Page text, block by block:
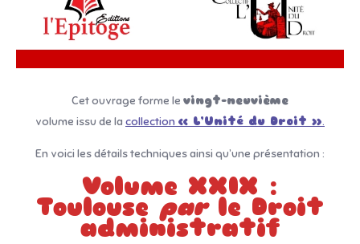
Cet ouvrage forme le vingt-neuvième
volume issu de la collection « L’Unité du Droit ».
En voici les détails techniques ainsi qu’une présentation :
Volume XXIX :
Toulouse parle Droit
administratif